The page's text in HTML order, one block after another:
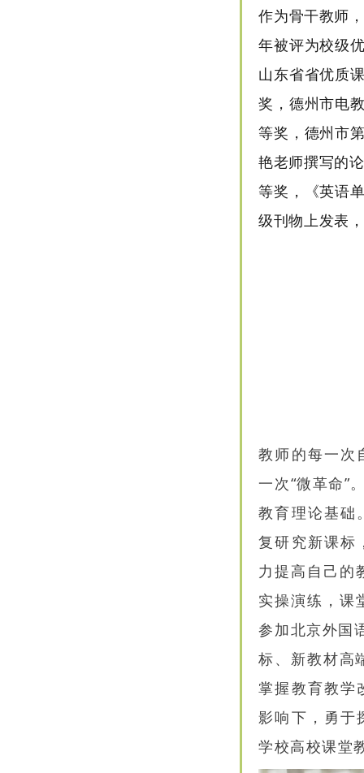
作为骨干教师
年被评为校级
山东省省优质
奖，德州市电
等奖，德州市
艳老师撰写的
等奖，《英语
级刊物上发表，
教师的每一次
一次“微革命”
教育理论基础
复研究新课标
力提高自己的
实操演练，课
参加北京外国
标、新教材高
掌握教育教学
影响下，勇于
学校高校课堂